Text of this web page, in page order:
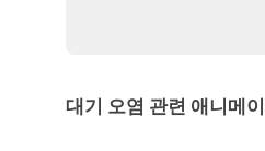
대기 오염 관련 애니메